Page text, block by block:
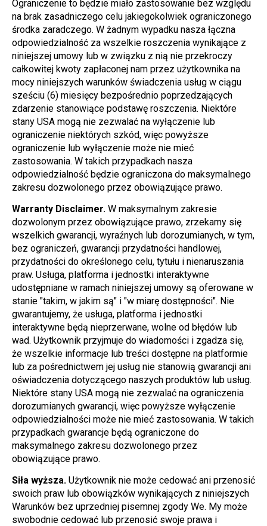
Ograniczenie to będzie miało zastosowanie bez względu
na brak zasadniczego celu jakiegokolwiek ograniczonego
środka zaradczego. W żadnym wypadku nasza łączna
odpowiedzialność za wszelkie roszczenia wynikające z
niniejszej umowy lub w związku z nią nie przekroczy
całkowitej kwoty zapłaconej nam przez użytkownika na
mocy niniejszych warunków świadczenia usług w ciągu
sześciu (6) miesięcy bezpośrednio poprzedzających
zdarzenie stanowiące podstawę roszczenia. Niektóre
stany USA mogą nie zezwalać na wyłączenie lub
ograniczenie niektórych szkód, więc powyższe
ograniczenie lub wyłączenie może nie mieć
zastosowania. W takich przypadkach nasza
odpowiedzialność będzie ograniczona do maksymalnego
zakresu dozwolonego przez obowiązujące prawo.
Warranty Disclaimer. W maksymalnym zakresie
dozwolonym przez obowiązujące prawo, zrzekamy się
wszelkich gwarancji, wyraźnych lub dorozumianych, w tym,
bez ograniczeń, gwarancji przydatności handlowej,
przydatności do określonego celu, tytułu i nienaruszania
praw. Usługa, platforma i jednostki interaktywne
udostępniane w ramach niniejszej umowy są oferowane w
stanie "takim, w jakim są" i "w miarę dostępności". Nie
gwarantujemy, że usługa, platforma i jednostki
interaktywne będą nieprzerwane, wolne od błędów lub
wad. Użytkownik przyjmuje do wiadomości i zgadza się,
że wszelkie informacje lub treści dostępne na platformie
lub za pośrednictwem jej usług nie stanowią gwarancji ani
oświadczenia dotyczącego naszych produktów lub usług.
Niektóre stany USA mogą nie zezwalać na ograniczenia
dorozumianych gwarancji, więc powyższe wyłączenie
odpowiedzialności może nie mieć zastosowania. W takich
przypadkach gwarancje będą ograniczone do
maksymalnego zakresu dozwolonego przez
obowiązujące prawo.
Siła wyższa. Użytkownik nie może cedować ani przenosić
swoich praw lub obowiązków wynikających z niniejszych
Warunków bez uprzedniej pisemnej zgody We. My może
swobodnie cedować lub przenosić swoje prawa i